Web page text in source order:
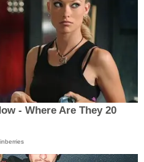
- Where Are They 20